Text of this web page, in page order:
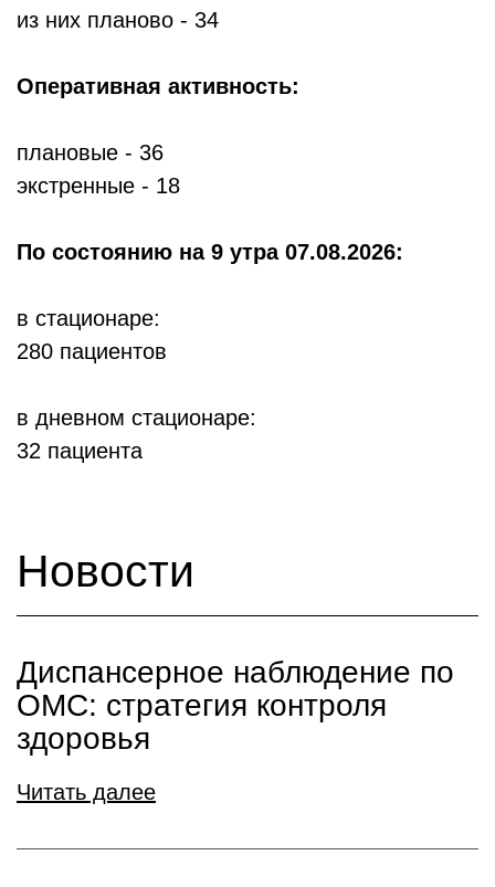
из них планово - 34
Оперативная активность:
плановые - 36
экстренные - 18
По состоянию на 9 утра 07.08.2026:
в стационаре:
280 пациентов
в дневном стационаре:
32 пациента
Новости
Диспансерное наблюдение по
ОМС: стратегия контроля
здоровья
Читать далее